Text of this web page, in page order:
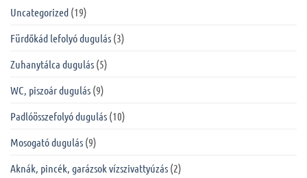
Uncategorized (19)
Fürdőkád lefolyó dugulás (3)
Zuhanytálca dugulás (5)
WC, piszoár dugulás (9)
Padlóösszefolyó dugulás (10)
Mosogató dugulás (9)
Aknák, pincék, garázsok vízszivattyúzás (2)